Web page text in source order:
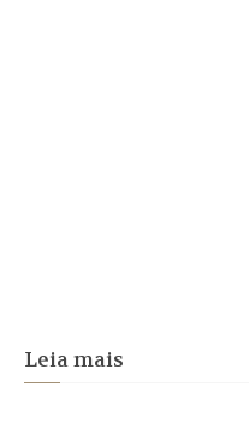
Leia mais